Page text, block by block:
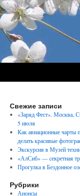
Свежие записи
«Заряд Фест». Москва,
5 июля
Как авиационные чарты
делать красивые
Экскурсия в Музей
«АлСиб» — cекретная
Прогулка в Бездонное
Рубрики
Анонсы